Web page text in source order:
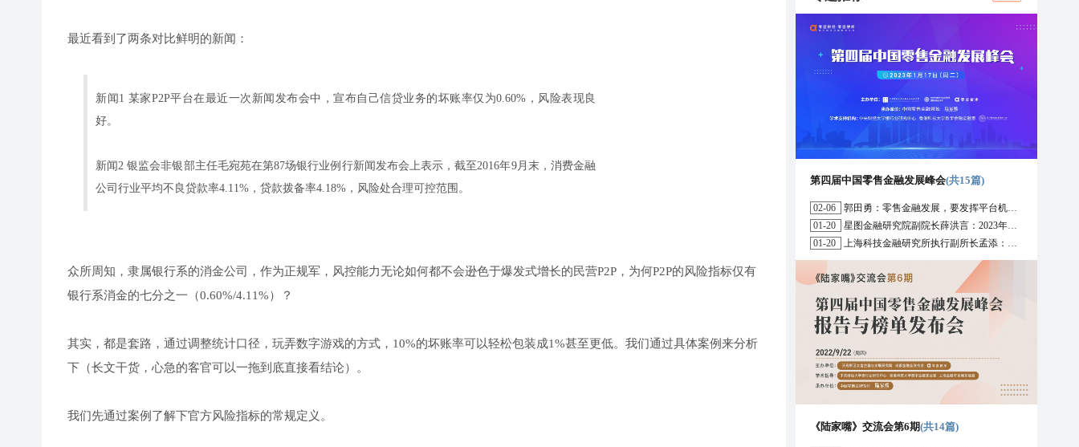
最近看到了两条对比鲜明的新闻：
新闻1 某家P2P平台在最近一次新闻发布会中，宣布自己信贷业务的坏账率仅为0.60%，风险表现良
好。
新闻2 银监会非银部主任毛宛苑在第87场银行业例行新闻发布会上表示，截至2016年9月末，消费金融
公司行业平均不良贷款率4.11%，贷款拨备率4.18%，风险处合理可控范围。
众所周知，隶属银行系的消金公司，作为正规军，风控能力无论如何都不会逊色于爆发式增长的民营P2P，为何P2P的风险指标仅有
银行系消金的七分之一（0.60%/4.11%）？
其实，都是套路，通过调整统计口径，玩弄数字游戏的方式，10%的坏账率可以轻松包装成1%甚至更低。我们通过具体案例来分析
下（长文干货，心急的客官可以一拖到底直接看结论）。
我们先通过案例了解下官方风险指标的常规定义。
第四届中国零售金融发展峰会(共15篇)
02-06
郭田勇：零售金融发展，要发挥平台机构的作用
01-20
星图金融研究院副院长薛洪言：2023年消费信贷或迎来新起点
01-20
上海科技金融研究所执行副所长孟添：开放银行与嵌入式金融为数字普惠金融带来更大发展空间
《陆家嘴》交流会第6期(共14篇)